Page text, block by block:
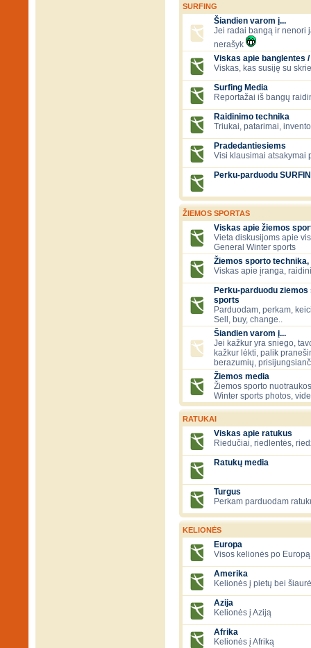
SURFING
Šiandien varom į...
Jei radai bangą ir nenori
nerašyk
Viskas apie banglentes
Viskas, kas susiję su
Surfing Media
Reportažai iš bangų
Raidinimo technika
Triukai, patarimai,
Pradedantiesiems
Visi klausimai atsakymai
Perku-parduodu
ŽIEMOS SPORTAS
Viskas apie žiemos
Vieta diskusijoms apie
General Winter sports
Žiemos sporto
Viskas apie įranga,
Perku-parduodu
sports
Parduodam, perkam,
Sell, buy, change..
Šiandien varom į...
Jei kažkur yra sniego,
kažkur lėkti, palik
berazumių,
Žiemos media
Žiemos sporto
Winter sports photos,
RATUKAI
Viskas apie ratukus
Riedučiai, riedlentės,
Ratukų media
Turgus
Perkam parduodam
KELIONĖS
Europa
Visos kelionės po
Amerika
Kelionės į pietų bei
Azija
Kelionės į Aziją
Afrika
Kelionės į Afriką